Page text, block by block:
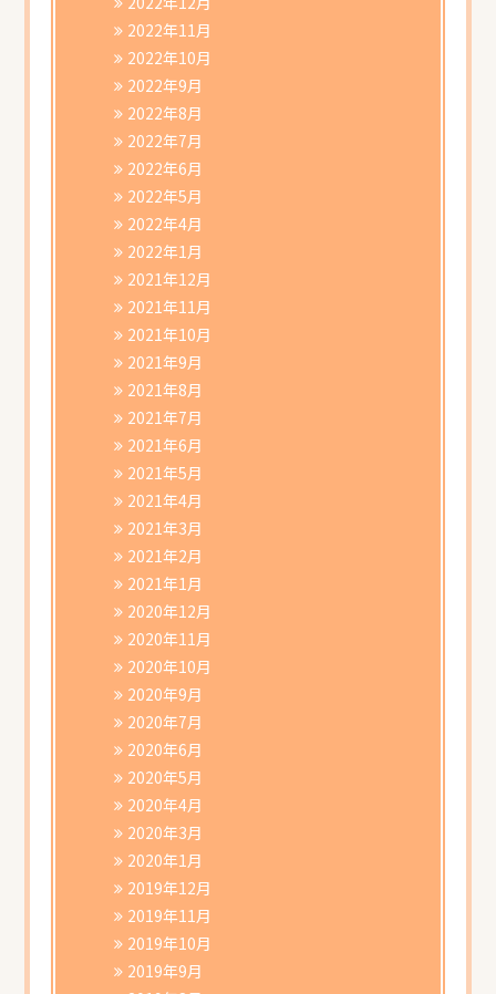
2022年11月
2022年10月
2022年9月
2022年8月
2022年7月
2022年6月
2022年5月
2022年4月
2022年1月
2021年12月
2021年11月
2021年10月
2021年9月
2021年8月
2021年7月
2021年6月
2021年5月
2021年4月
2021年3月
2021年2月
2021年1月
2020年12月
2020年11月
2020年10月
2020年9月
2020年7月
2020年6月
2020年5月
2020年4月
2020年3月
2020年1月
2019年12月
2019年11月
2019年10月
2019年9月